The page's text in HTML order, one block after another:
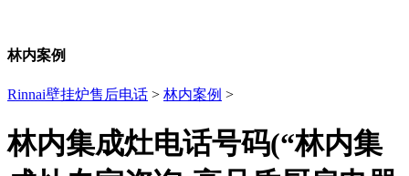
林内案例
Rinnai壁挂炉售后电话 > 林内案例 >
林内集成灶电话号码(“林内集